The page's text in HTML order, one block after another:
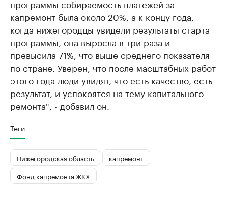
программы собираемость платежей за
капремонт была около 20%, а к концу года,
когда нижегородцы увидели результаты старта
программы, она выросла в три раза и
превысила 71%, что выше среднего показателя
по стране. Уверен, что после масштабных работ
этого года люди увидят, что есть качество, есть
результат, и успокоятся на тему капитального
ремонта", - добавил он.
Теги
Нижегородская область
капремонт
Фонд капремонта ЖКХ